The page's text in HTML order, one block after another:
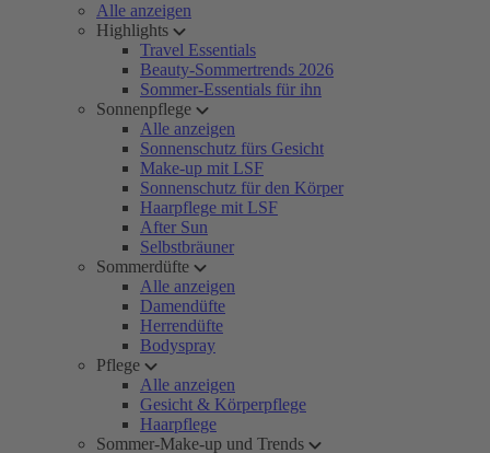
Alle anzeigen
Highlights
Travel Essentials
Beauty-Sommertrends 2026
Sommer-Essentials für ihn
Sonnenpflege
Alle anzeigen
Sonnenschutz fürs Gesicht
Make-up mit LSF
Sonnenschutz für den Körper
Haarpflege mit LSF
After Sun
Selbstbräuner
Sommerdüfte
Alle anzeigen
Damendüfte
Herrendüfte
Bodyspray
Pflege
Alle anzeigen
Gesicht & Körperpflege
Haarpflege
Sommer-Make-up und Trends